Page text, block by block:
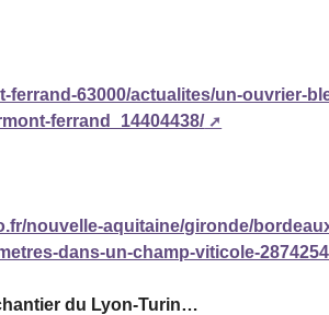
ferrand-63000/actualites/un-ouvrier-
ferrand_14404438/
nouvelle-aquitaine/gironde/
dans-un-champ-viticole-
du Lyon-Turin…